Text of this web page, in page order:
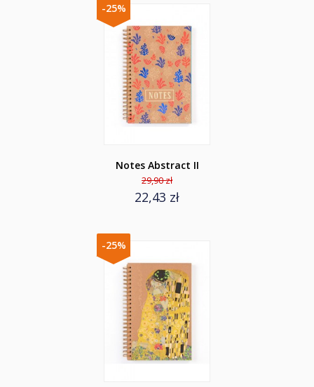
-25%
Notes Abstract II
29,90 zł
22,43 zł
-25%